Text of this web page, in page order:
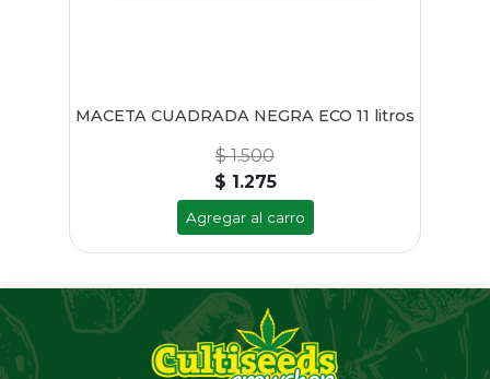
MACETA CUADRADA NEGRA ECO 11 litros
$ 1.500
$ 1.275
Agregar al carro